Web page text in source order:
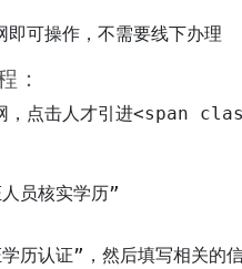
：
网，点击人才引进
员核实学历”
历认证”，然后填写相关的